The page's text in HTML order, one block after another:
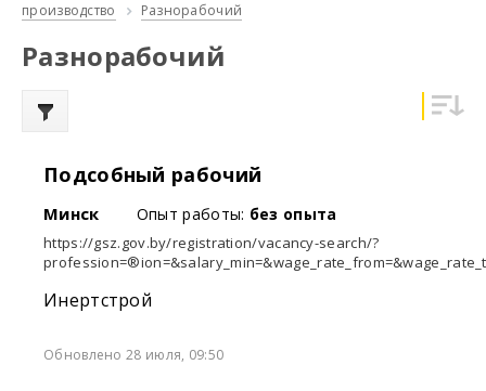
производство
Разнорабочий
Разнорабочий
Подсобный рабочий
Минск Опыт работы: без опыта
https://gsz.gov.by/registration/vacancy-search/?
Инертстрой
Обновлено 28 июля, 09:50